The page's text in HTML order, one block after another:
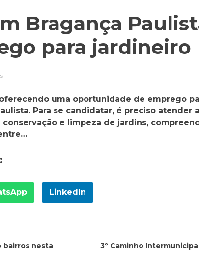
Bragança
para jardineiro
uma oportunidade de emprego
Para se candidatar, é preciso atender
e limpeza de jardins,
LinkedIn
bairros nesta
3º Caminho